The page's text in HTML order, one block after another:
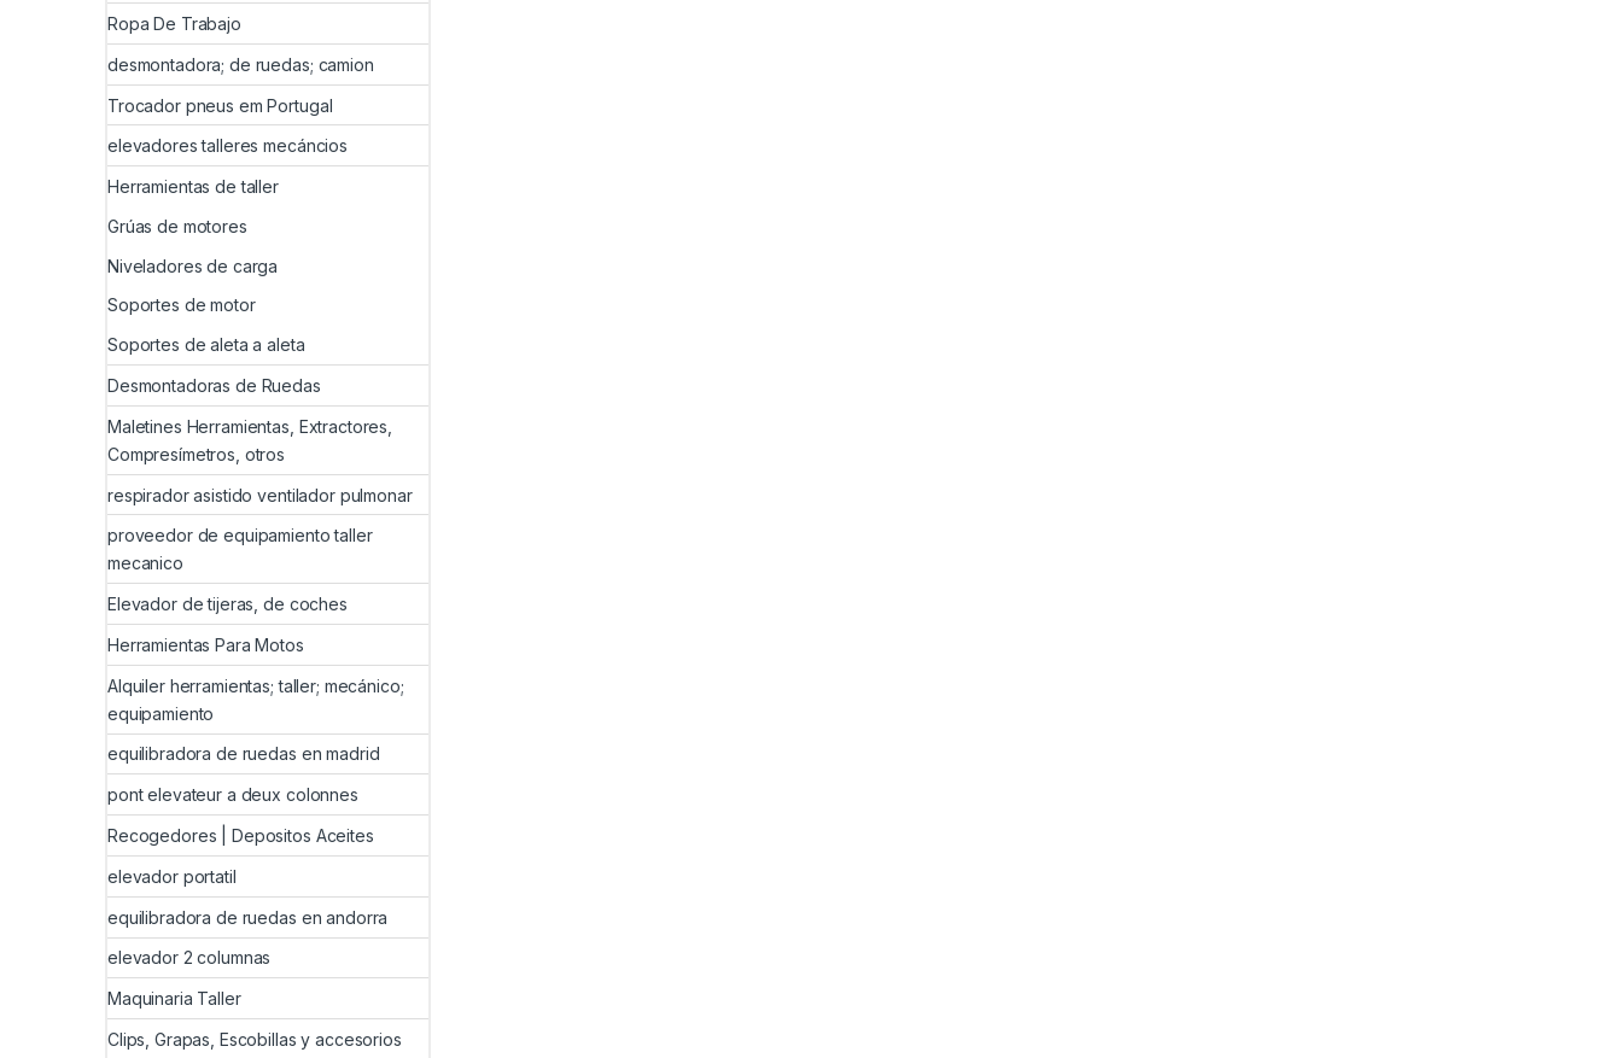
Ropa De Trabajo
desmontadora; de ruedas; camion
Trocador pneus em Portugal
elevadores talleres mecáncios
Herramientas de taller
Grúas de motores
Niveladores de carga
Soportes de motor
Soportes de aleta a aleta
Desmontadoras de Ruedas
Maletines Herramientas, Extractores,
Compresímetros, otros
respirador asistido ventilador pulmonar
proveedor de equipamiento taller
mecanico
Elevador de tijeras, de coches
Herramientas Para Motos
Alquiler herramientas; taller; mecánico;
equipamiento
equilibradora de ruedas en madrid
pont elevateur a deux colonnes
Recogedores | Depositos Aceites
elevador portatil
equilibradora de ruedas en andorra
elevador 2 columnas
Maquinaria Taller
Clips, Grapas, Escobillas y accesorios